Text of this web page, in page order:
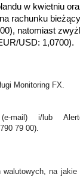
w kwietniu
rachunku
, natomiast
USD: 1,0700).
Monitoring FX.
mail) i/lub
79 00).
na